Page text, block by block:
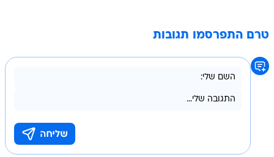
טרם התפרסמו תגובות